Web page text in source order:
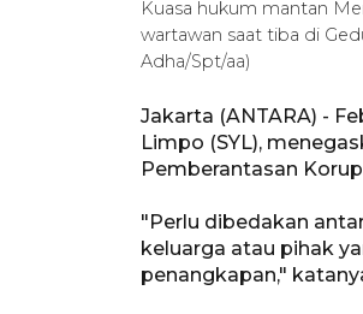
Kuasa hukum mantan
wartawan saat tiba di
Adha/Spt/aa)
Jakarta (ANTARA) -
Limpo (SYL),
Pemberantasan
"Perlu dibedakan
keluarga atau pihak
penangkapan,"